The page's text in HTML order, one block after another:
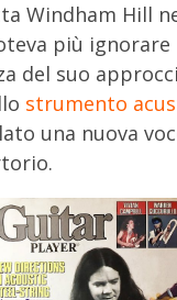
Windham Hill
più ignorare
del suo
strumento
una nuova